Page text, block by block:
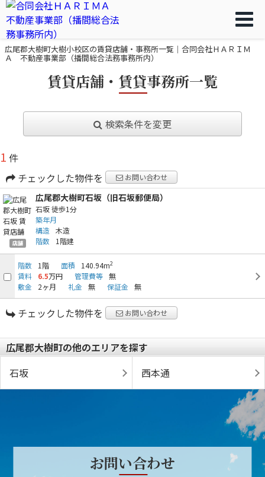
広尾郡大樹町大樹小校区の賃貸店舗・事務所一覧｜合同会社ＨＡＲＩＭ
Ａ 不動産事業部（播間総合法務事務所内）
賃貸店舗・賃貸事務所一覧
検索条件を変更
1 件
チェックした物件を
お問い合わせ
店舗
広尾郡大樹町石坂（旧石坂郵便局）
石坂徒歩1分
築年月
構造 木造
階数
1階建
階数 1階 面積 140.94m2
賃料 6.5万円 管理費等 無
敷金
2ヶ月 礼金 無 保証金 無
チェックした物件を お問い合わせ
広尾郡大樹町の他のエリアを探す
石坂
西本通
お問い合わせ